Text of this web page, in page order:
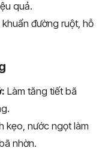
quả.
đường ruột, hỗ
Làm tăng tiết bã
kẹo, nước ngọt làm
nhờn.